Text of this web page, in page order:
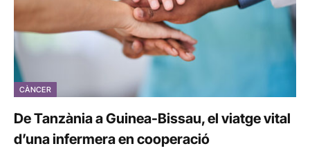
CÀNCER
De Tanzània a Guinea-Bissau, el viatge vital
d’una infermera en cooperació